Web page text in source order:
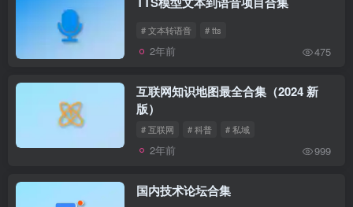
# 文本转语音 # tts
2年前 475
互联网知识地图最全合集（2024 新
版）
# 互联网 # 科普 # 私域
2年前 999
国内技术论坛合集